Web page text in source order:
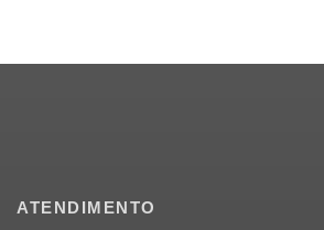
ATENDIMENTO